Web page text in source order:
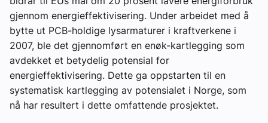
gjennom energieffektivisering. Under arbeidet med å
bytte ut PCB-holdige lysarmaturer i kraftverkene i
2007, ble det gjennomført en enøk-kartlegging som
avdekket et betydelig potensial for
energieffektivisering. Dette ga oppstarten til en
systematisk kartlegging av potensialet i Norge, som
nå har resultert i dette omfattende prosjektet.